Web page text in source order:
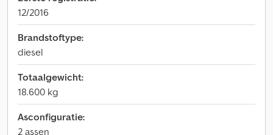
12/2016
Brandstoftype:
diesel
Totaalgewicht:
18.600 kg
Asconfiguratie:
2 assen